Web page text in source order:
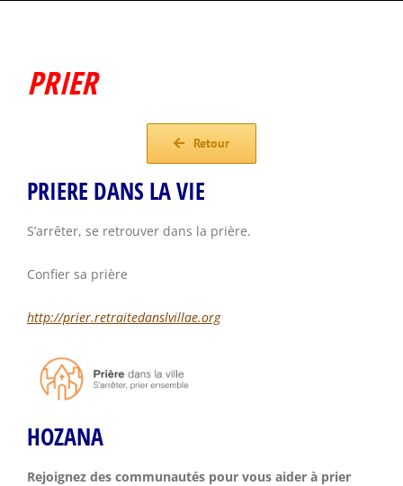
PRIER
Retour
PRIERE DANS LA VIE
S’arrêter, se retrouver dans la prière.
Confier sa prière
http://prier.retraitedanslvillae.org
HOZANA
Rejoignez des communautés pour vous aider à prier